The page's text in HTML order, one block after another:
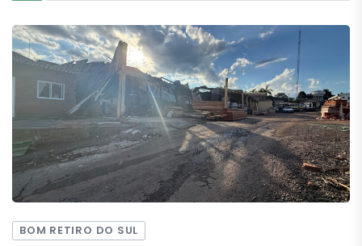
BOM RETIRO DO SUL